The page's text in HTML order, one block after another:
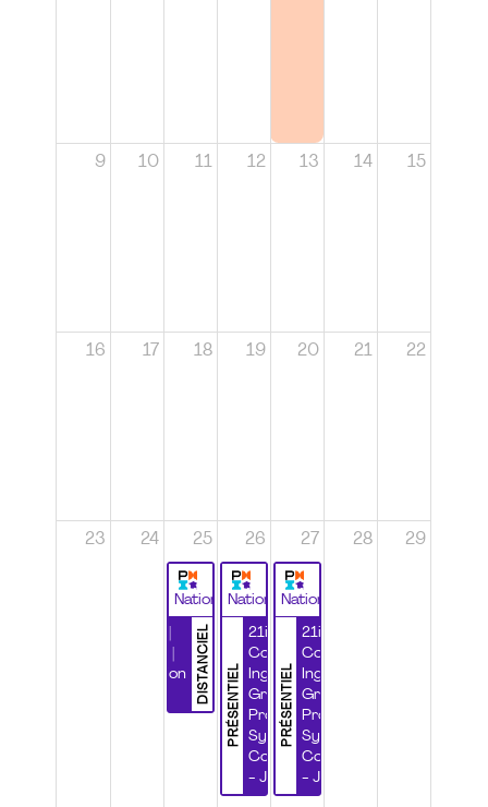
9 10 11 12 13 14 15
16 17 18 19 20 21 22
23 24 25
National
DISTANCIEL
Certification
26
National
PRÉSENTIEL
21ième
Congrès
Ingénierie
Grands
Projets et
Systèmes
Complexes
- Jour 1
27
National
PRÉSENTIEL
21ième
Congrès
Ingénierie
Grands
Projets et
Systèmes
Complexes
- Jour 2
28 29